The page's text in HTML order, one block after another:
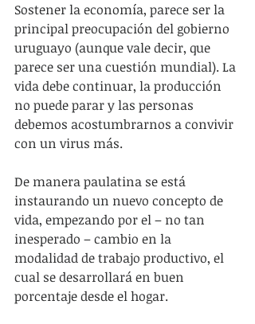
Sostener la economía, parece ser la
principal preocupación del gobierno
uruguayo (aunque vale decir, que
parece ser una cuestión mundial). La
vida debe continuar, la producción
no puede parar y las personas
debemos acostumbrarnos a convivir
con un virus más.
De manera paulatina se está
instaurando un nuevo concepto de
vida, empezando por el – no tan
inesperado – cambio en la
modalidad de trabajo productivo, el
cual se desarrollará en buen
porcentaje desde el hogar.